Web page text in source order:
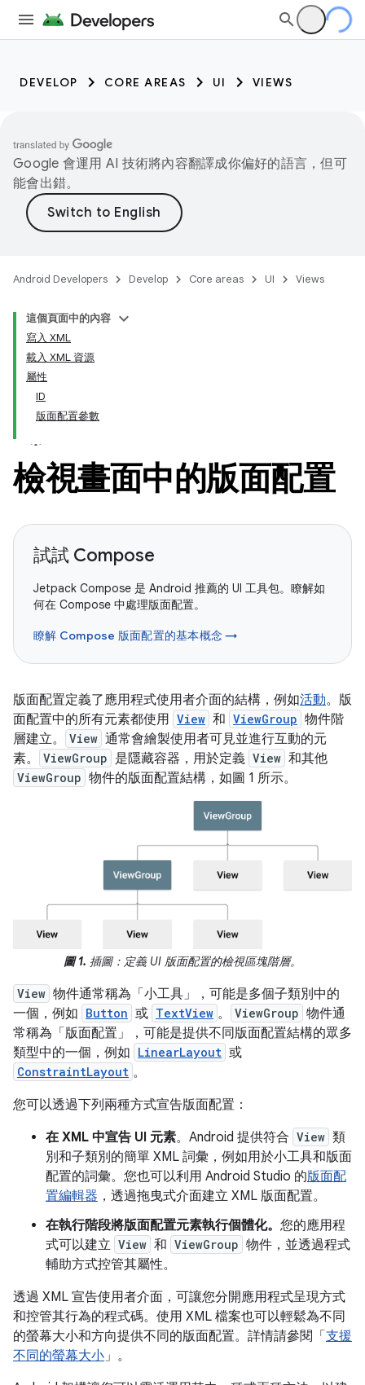
DEVELOP CORE AREAS UI VIEWS
Google 會運用 AI 技術將內容翻譯成你偏好的語言，但可
能會出錯。
Android Developers Develop Core areas UI Views
這個頁面中的內容
寫入 XML
載入 XML 資源
屬性
ID
版面配置參數
檢視畫面中的版面配置
試試 Compose
Jetpack Compose 是 Android 推薦的 UI 工具包。瞭解如
何在 Compose 中處理版面配置。
瞭解 Compose 版面配置的基本概念 →
版面配置定義了應用程式使用者介面的結構，例如活動。版
面配置中的所有元素都使用 View 和 ViewGroup 物件階
層建立。
View 通常會繪製使用者可見並進行互動的元
素。
ViewGroup 是隱藏容器，用於定義 View 和其他
ViewGroup 物件的版面配置結構，如圖 1 所示。
圖 1. 插圖：定義 UI 版面配置的檢視區塊階層。
View 物件通常稱為「小工具」
，可能是多個子類別中的
一個，例如 Button 或 TextView 。 ViewGroup 物件通
常稱為「版面配置」
，可能是提供不同版面配置結構的眾多
類型中的一個，例如 LinearLayout 或
ConstraintLayout 。
您可以透過下列兩種方式宣告版面配置：
在 XML 中宣告 UI 元素。Android 提供符合 View 類
別和子類別的簡單 XML 詞彙，例如用於小工具和版面
配置的詞彙。您也可以利用 Android Studio 的版面配
置編輯器 ，透過拖曳式介面建立 XML 版面配置。
在執行階段將版面配置元素執行個體化。 您的應用程
式可以建立 View 和 ViewGroup 物件，並透過程式
輔助方式控管其屬性。
透過 XML 宣告使用者介面，可讓您分開應用程式呈現方式
和控管其行為的程式碼。使用 XML 檔案也可以輕鬆為不同
的螢幕大小和方向提供不同的版面配置。詳情請參閱「 支援
不同的螢幕大小」。